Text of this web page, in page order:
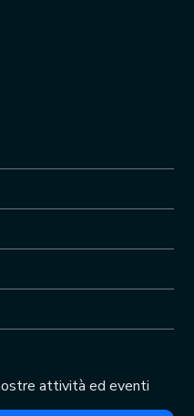
attività ed eventi